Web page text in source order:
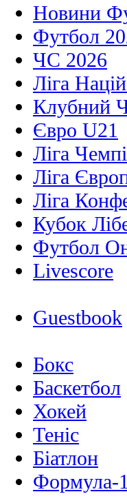
Новини
Футбол
ЧС 2026
Ліга
Клубний
Євро U21
Ліга
Ліга
Ліга
Кубок
Футбол
Livescore
Guestbook
Бокс
Баскетбол
Хокей
Теніс
Біатлон
Формула-1